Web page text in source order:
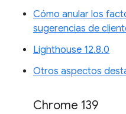
Cómo anular los
sugerencias de
Lighthouse 12.8.0
Otros aspectos
Chrome 139